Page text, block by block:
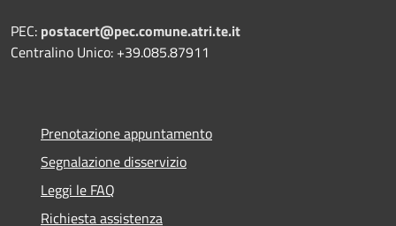
PEC: postacert@pec.comune.atri.te.it
Centralino Unico: +39.085.87911
Prenotazione appuntamento
Segnalazione disservizio
Leggi le FAQ
Richiesta assistenza